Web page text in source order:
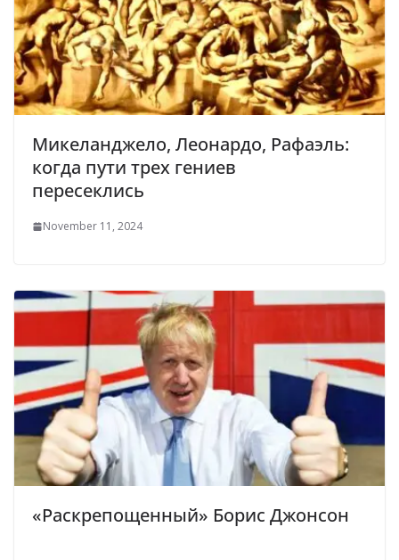
Микеланджело, Леонардо, Рафаэль:
когда пути трех гениев
пересеклись
November 11, 2024
«Раскрепощенный» Борис Джонсон